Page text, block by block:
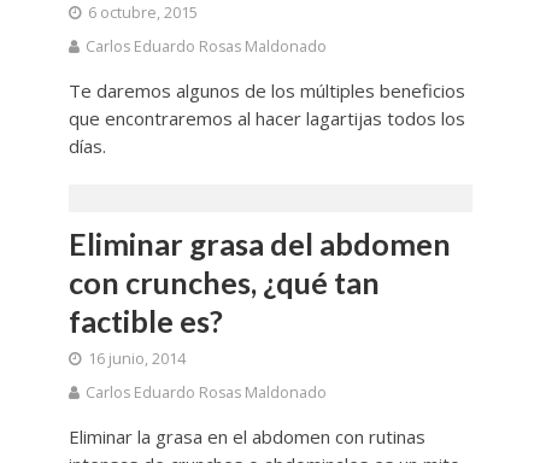
6 octubre, 2015
Carlos Eduardo Rosas Maldonado
Te daremos algunos de los múltiples beneficios
que encontraremos al hacer lagartijas todos los
días.
Eliminar grasa del abdomen
con crunches, ¿qué tan
factible es?
16 junio, 2014
Carlos Eduardo Rosas Maldonado
Eliminar la grasa en el abdomen con rutinas